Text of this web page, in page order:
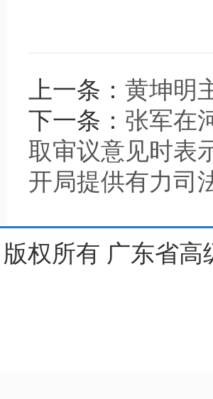
上一条： 黄坤明
下一条： 张军在
取审议意见时表
开局提供有力司
版权所有 广东省